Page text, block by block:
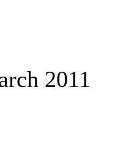
2011